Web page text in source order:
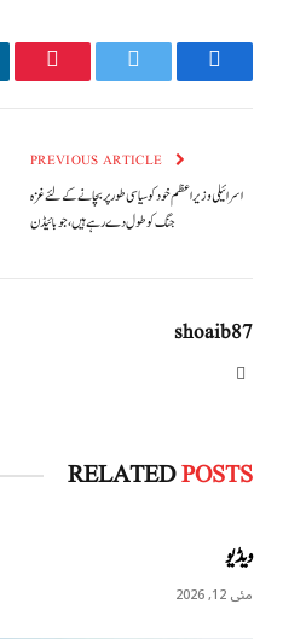
Facebook
Twitter
اسرائیلی وزیراعظم خود کو سیاسی طور پر بچانے کے لئے غزہ
جنگ کو طول دے رہے ہیں، جو بائیڈن
shoaib87
RELATEDPOSTS
ویڈیو
مئی 12, 2026